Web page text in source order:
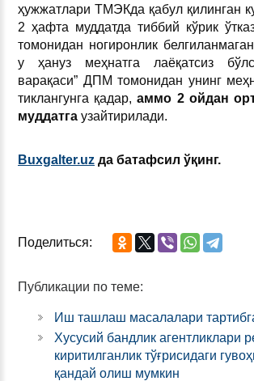
ҳужжатлари ТМЭКда қабул қилинган
2 ҳафта муддатда тиббий кўрик
томонидан ногиронлик
у ҳануз меҳнатга лаёқатсиз
варақаси” ДПМ томонидан унинг
тиклангунга қадар,аммо 2 ойдан
муддатга узайтирилади.
Buxgalter.uz да батафсил ўқинг.
Поделиться:
Публикации по теме:
Иш ташлаш масалалари
Хусусий бандлик агентликлари
киритилганлик тўғрисидаги
қандай олиш мумкин